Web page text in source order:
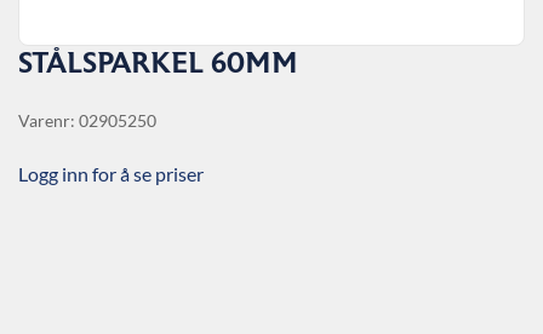
STÅLSPARKEL 60MM
Varenr: 02905250
Logg inn for å se priser